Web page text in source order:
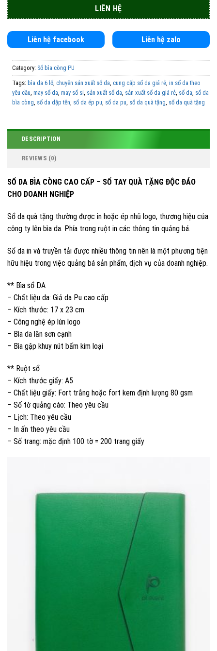
Liên hệ facebook Liên hệ zalo
Category: Sổ bìa còng PU
Tags: bìa da 6 lổ chuyên sản xuất sổ da cung cấp sổ da giá rẻ in sổ da theo
yêu cầu may sổ da may sổ si sản xuất sổ da sản xuất sổ da giá rẻ sổ da sổ da
bìa còng sổ da dập tên sổ da ép pu sổ da pu sổ da quà tặng sổ da quà tặng
DESCRIPTION
REVIEWS (0)
SỔ DA BÌA CÒNG CAO CẤP – SỔ TAY QUÀ TẶNG ĐỘC ĐÁO
CHO DOANH NGHIỆP
Sổ da quà tặng thường được in hoặc ép nhũ logo, thương hiệu của
công ty lên bìa da. Phía trong ruột in các thông tin quảng bá.
Sổ da in và truyền tải được nhiều thông tin nên là một phương tiện
hữu hiệu trong việc quảng bá sản phẩm, dịch vụ của doanh nghiệp.
** Bìa sổ DA
– Chất liệu da: Giả da Pu cao cấp
– Kích thước: 17 x 23 cm
– Công nghệ ép lún logo
– Bìa da lăn sơn cạnh
– Bìa gập khuy nút bấm kim loại
** Ruột sổ
– Kích thước giấy: A5
– Chất liệu giấy: Fort trắng hoặc fort kem định lượng 80 gsm
– Số tờ quảng cáo: Theo yêu cầu
– Lịch: Theo yêu cầu
– In ấn theo yêu cầu
– Số trang: mặc định 100 tờ = 200 trang giấy